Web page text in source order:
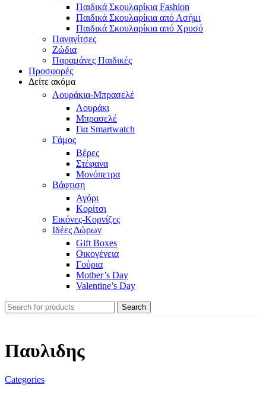
Παιδικά Σκουλαρίκια Fashion
Παιδικά Σκουλαρίκια από Ασήμι
Παιδικά Σκουλαρίκια από Χρυσό
Παναγίτσες
Ζώδια
Παραμάνες Παιδικές
Προσφορές
Δείτε ακόμα
Λουράκια-Μπρασελέ
Λουράκι
Μπρασελέ
Για Smartwatch
Γάμος
Βέρες
Στέφανα
Μονόπετρα
Βάφτιση
Αγόρι
Κορίτσι
Εικόνες-Κορνίζες
Ιδέες Δώρων
Gift Boxes
Οικογένεια
Γούρια
Mother’s Day
Valentine’s Day
Search
Παυλιδης
Categories